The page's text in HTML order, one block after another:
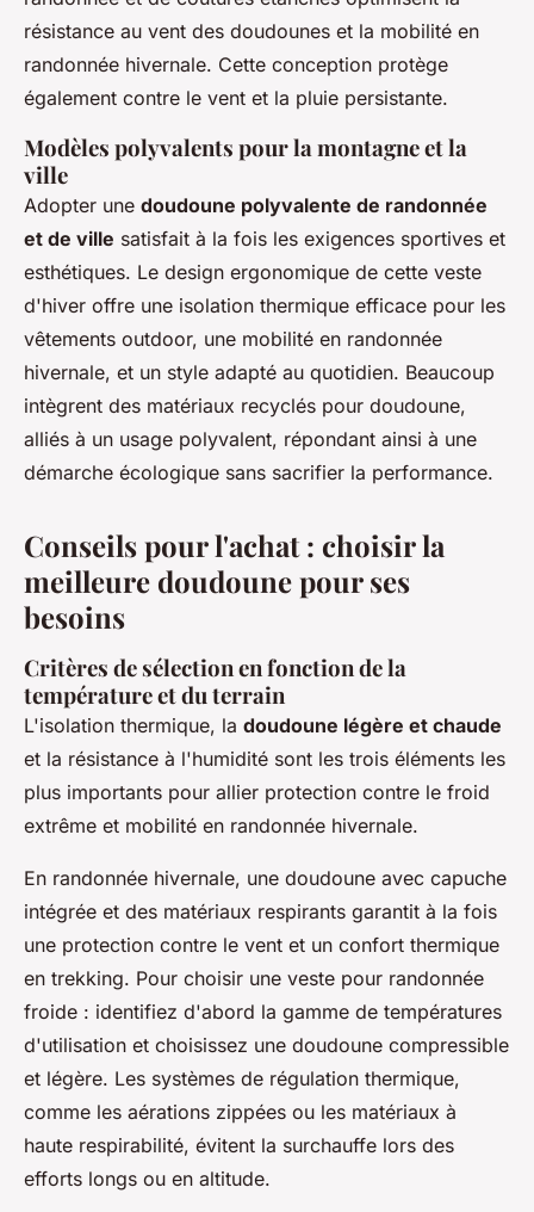
résistance au vent des doudounes et la mobilité en
randonnée hivernale. Cette conception protège
également contre le vent et la pluie persistante.
Modèles polyvalents pour la montagne et la
ville
Adopter une doudoune polyvalente de randonnée
et de ville satisfait à la fois les exigences sportives et
esthétiques. Le design ergonomique de cette veste
d'hiver offre une isolation thermique efficace pour les
vêtements outdoor, une mobilité en randonnée
hivernale, et un style adapté au quotidien. Beaucoup
intègrent des matériaux recyclés pour doudoune,
alliés à un usage polyvalent, répondant ainsi à une
démarche écologique sans sacrifier la performance.
Conseils pour l'achat : choisir la
meilleure doudoune pour ses
besoins
Critères de sélection en fonction de la
température et du terrain
L'isolation thermique, la doudoune légère et chaude
et la résistance à l'humidité sont les trois éléments les
plus importants pour allier protection contre le froid
extrême et mobilité en randonnée hivernale.
En randonnée hivernale, une doudoune avec capuche
intégrée et des matériaux respirants garantit à la fois
une protection contre le vent et un confort thermique
en trekking. Pour choisir une veste pour randonnée
froide : identifiez d'abord la gamme de températures
d'utilisation et choisissez une doudoune compressible
et légère. Les systèmes de régulation thermique,
comme les aérations zippées ou les matériaux à
haute respirabilité, évitent la surchauffe lors des
efforts longs ou en altitude.